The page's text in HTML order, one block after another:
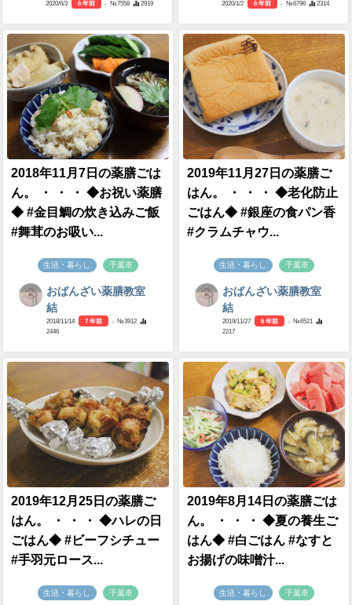
2020/6/3 6 年前 - №7558 2919 2020/1/2 6 年前 - №6796 2314
2018年11月7日の薬膳ごは
ん。 ・ ・ ・ ◆お祝い薬膳
◆ #金目鯛の炊き込みご飯
#舞茸のお吸い...
生活・暮らし 千葉市
おばんざい薬膳教室
結
2018/11/14 7 年前
- №3912
2446
2019年11月27日の薬膳ご
はん。 ・ ・ ・ ◆老化防止
ごはん◆ #銀座の食パン香
#クラムチャウ...
生活・暮らし 千葉市
おばんざい薬膳教室
結
2019/11/27 6 年前
- №6521
2217
2019年12月25日の薬膳ご
はん。 ・ ・ ・ ◆ハレの日
ごはん◆ #ビーフシチュー
#手羽元ロース...
生活・暮らし 千葉市
2019年8月14日の薬膳ごは
ん。 ・ ・ ・ ◆夏の養生ご
はん◆ #白ごはん #なすと
お揚げの味噌汁...
生活・暮らし 千葉市